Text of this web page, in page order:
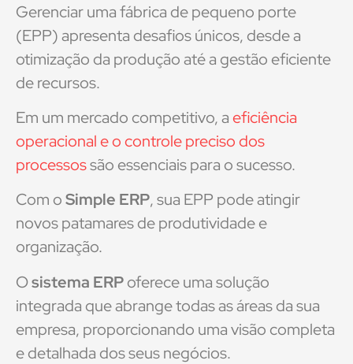
Gerenciar uma fábrica de pequeno porte
(EPP) apresenta desafios únicos, desde a
otimização da produção até a gestão eficiente
de recursos.
Em um mercado competitivo, aeficiência
operacional e o controle preciso dos
processossão essenciais para o sucesso.
Com oSimple ERP, sua EPP pode atingir
novos patamares de produtividade e
organização.
Osistema ERPoferece uma solução
integrada que abrange todas as áreas da sua
empresa, proporcionando uma visão completa
e detalhada dos seus negócios.